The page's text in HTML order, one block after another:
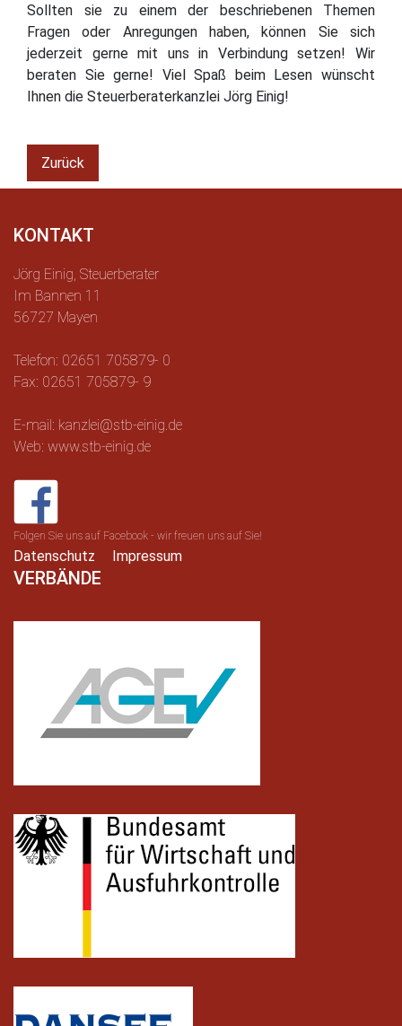
Sollten sie zu einem der beschriebenen Themen
Fragen oder Anregungen haben, können Sie sich
jederzeit gerne mit uns in Verbindung setzen! Wir
beraten Sie gerne! Viel Spaß beim Lesen wünscht
Ihnen die Steuerberaterkanzlei Jörg Einig!
Zurück
KONTAKT
Jörg Einig, Steuerberater
Im Bannen 11
56727 Mayen
Telefon: 02651 705879- 0
Fax: 02651 705879- 9
E-mail: kanzlei@stb-einig.de
Web: www.stb-einig.de
Folgen Sie uns auf Facebook - wir freuen uns auf Sie!
Datenschutz Impressum
VERBÄNDE